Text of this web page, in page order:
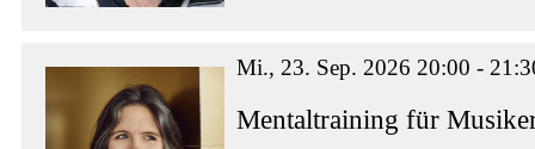
Mi., 23. Sep. 2026 20:00 -
Mentaltraining für